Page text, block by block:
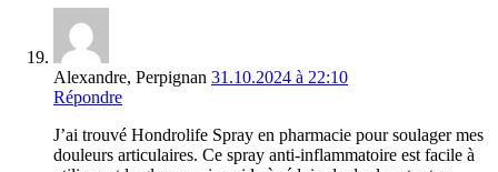
Alexandre, Perpignan 31.10.2024 à 22:10
Répondre
J’ai trouvé Hondrolife Spray en pharmacie pour soulager mes
douleurs articulaires. Ce spray anti-inflammatoire est facile à